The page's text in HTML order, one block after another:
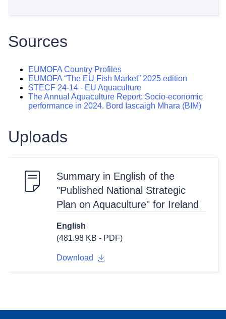
Sources
EUMOFA Country Profiles
EUMOFA “The EU Fish Market” 2025 edition
STECF 24-14 - EU Aquaculture
The Annual Aquaculture Report: Socio-economic
performance in 2024. Bord Iascaigh Mhara (BIM)
Uploads
Summary in English of the
"Published National Strategic
Plan on Aquaculture" for Ireland
English
(481.98 KB - PDF)
Download